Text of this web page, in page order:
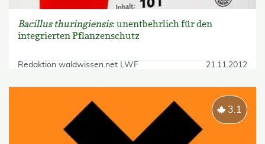
Bacillus thuringiensis: unentbehrlich für den
integrierten Pflanzenschutz
Redaktion waldwissen.net LWF 21.11.2012
3.1